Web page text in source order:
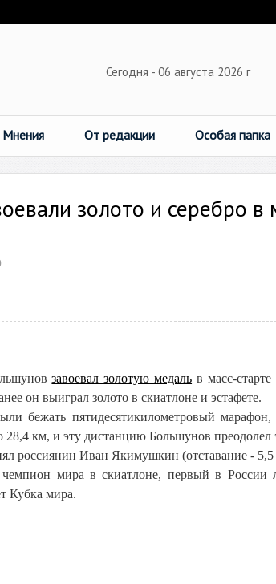
Сегодня - 06 августа 2026 г
Мнения От редакции Особая папка
золото и серебро в
завоевал золотую медаль в масс-
он выиграл золото в скиатлоне и эстафете.
бежать пятидесятикилометровый
км, и эту дистанцию Большунов преодолел
россиянин Иван Якимушкин (отставание -
чемпион мира в скиатлоне, первый в
Кубка мира.